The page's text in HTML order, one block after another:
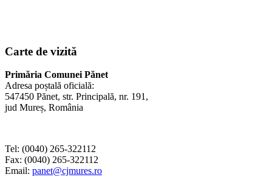
Carte de vizită
Primăria Comunei Pănet
Adresa poștală oficială:
547450 Pănet, str. Principală, nr. 191,
jud Mureș, România
Tel: (0040) 265-322112
Fax: (0040) 265-322112
Email: panet@cjmures.ro